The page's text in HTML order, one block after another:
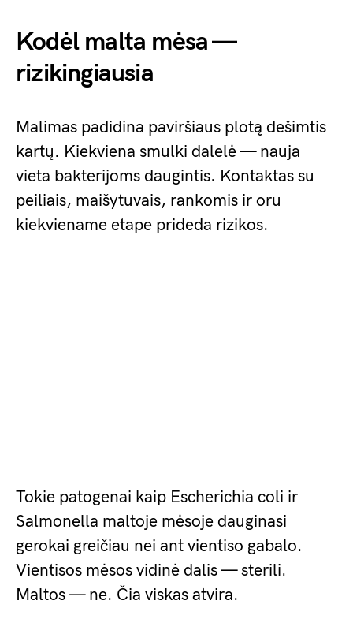
Kodėl malta mėsa —
rizikingiausia
Malimas padidina paviršiaus plotą dešimtis
kartų. Kiekviena smulki dalelė — nauja
vieta bakterijoms daugintis. Kontaktas su
peiliais, maišytuvais, rankomis ir oru
kiekviename etape prideda rizikos.
Tokie patogenai kaip Escherichia coli ir
Salmonella maltoje mėsoje dauginasi
gerokai greičiau nei ant vientiso gabalo.
Vientisos mėsos vidinė dalis — sterili.
Maltos — ne. Čia viskas atvira.